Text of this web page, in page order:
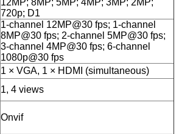
720p; D1
1-channel 12MP@30 fps; 1-channel
8MP@30 fps; 2-channel 5MP@30 fps;
3-channel 4MP@30 fps; 6-channel
1080p@30 fps
1 × VGA, 1 × HDMI (simultaneous)
1, 4 views
Onvif